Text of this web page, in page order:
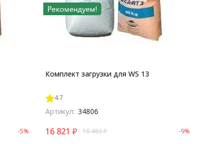
-5%
Комплект загрузки для WS 13
4.7
Артикул: 34806
16 821 ₽ 18 483₽ -9%